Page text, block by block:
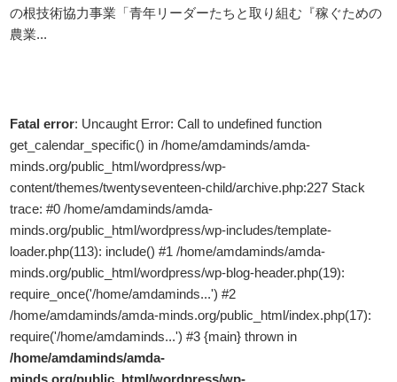
の根技術協力事業「青年リーダーたちと取り組む『稼ぐための
農業...
Fatal error: Uncaught Error: Call to undefined function
get_calendar_specific() in /home/amdaminds/amda-
minds.org/public_html/wordpress/wp-
content/themes/twentyseventeen-child/archive.php:227 Stack
trace: #0 /home/amdaminds/amda-
minds.org/public_html/wordpress/wp-includes/template-
loader.php(113): include() #1 /home/amdaminds/amda-
minds.org/public_html/wordpress/wp-blog-header.php(19):
require_once('/home/amdaminds...') #2
/home/amdaminds/amda-minds.org/public_html/index.php(17):
require('/home/amdaminds...') #3 {main} thrown in
/home/amdaminds/amda-
minds.org/public_html/wordpress/wp-